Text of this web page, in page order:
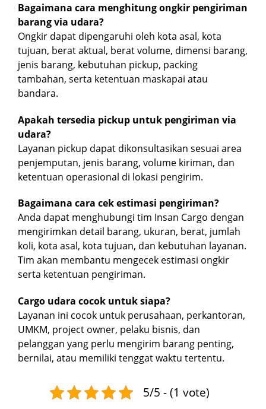
Bagaimana cara menghitung ongkir pengiriman
barang via udara?
Ongkir dapat dipengaruhi oleh kota asal, kota
tujuan, berat aktual, berat volume, dimensi barang,
jenis barang, kebutuhan pickup, packing
tambahan, serta ketentuan maskapai atau
bandara.
Apakah tersedia pickup untuk pengiriman via
udara?
Layanan pickup dapat dikonsultasikan sesuai area
penjemputan, jenis barang, volume kiriman, dan
ketentuan operasional di lokasi pengirim.
Bagaimana cara cek estimasi pengiriman?
Anda dapat menghubungi tim Insan Cargo dengan
mengirimkan detail barang, ukuran, berat, jumlah
koli, kota asal, kota tujuan, dan kebutuhan layanan.
Tim akan membantu mengecek estimasi ongkir
serta ketentuan pengiriman.
Cargo udara cocok untuk siapa?
Layanan ini cocok untuk perusahaan, perkantoran,
UMKM, project owner, pelaku bisnis, dan
pelanggan yang perlu mengirim barang penting,
bernilai, atau memiliki tenggat waktu tertentu.
5/5 - (1 vote)